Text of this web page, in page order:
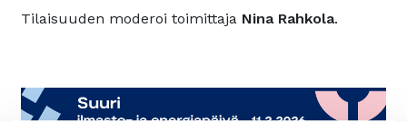
Tilaisuuden moderoi toimittaja Nina Rahkola.